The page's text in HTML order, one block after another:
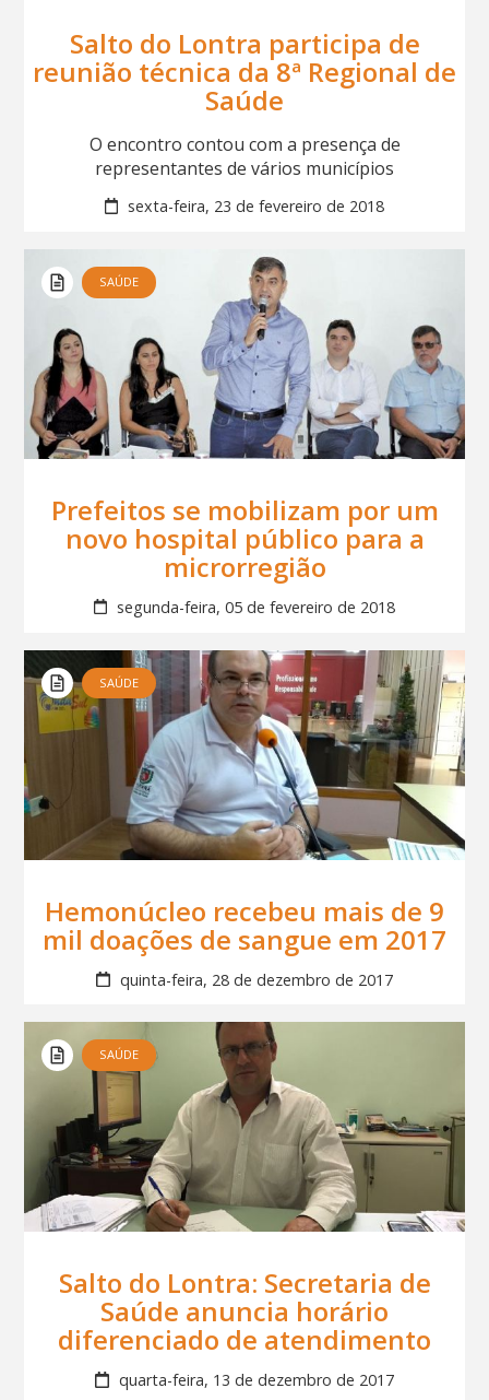
Salto do Lontra participa de
reunião técnica da 8ª Regional de
Saúde
O encontro contou com a presença de
representantes de vários municípios
sexta-feira, 23 de fevereiro de 2018
SAÚDE
Prefeitos se mobilizam por um
novo hospital público para a
microrregião
segunda-feira, 05 de fevereiro de 2018
SAÚDE
Hemonúcleo recebeu mais de 9
mil doações de sangue em 2017
quinta-feira, 28 de dezembro de 2017
SAÚDE
Salto do Lontra: Secretaria de
Saúde anuncia horário
diferenciado de atendimento
quarta-feira, 13 de dezembro de 2017